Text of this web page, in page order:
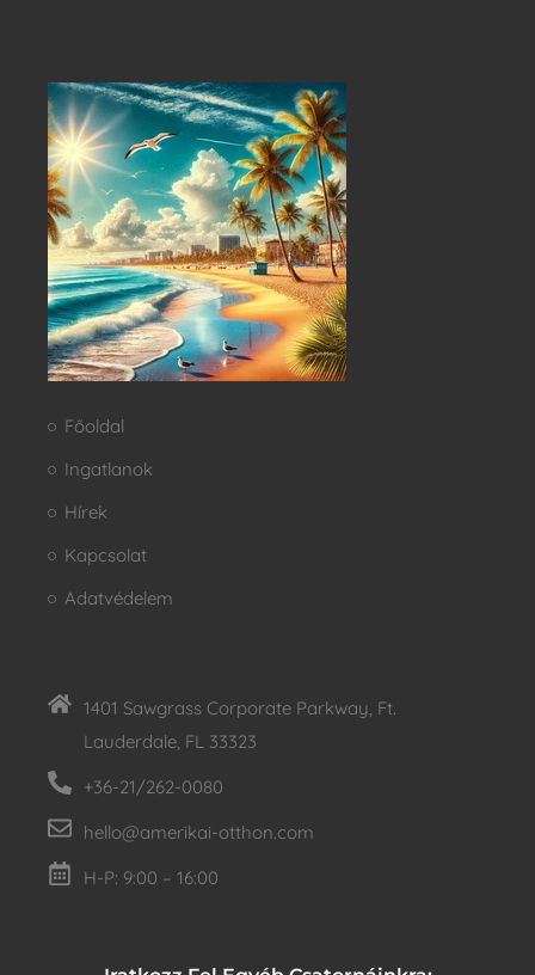
Főoldal
Ingatlanok
Hírek
Kapcsolat
Adatvédelem
1401 Sawgrass Corporate Parkway, Ft.
Lauderdale, FL 33323
+36-21/262-0080
hello@amerikai-otthon.com
H-P: 9:00 – 16:00